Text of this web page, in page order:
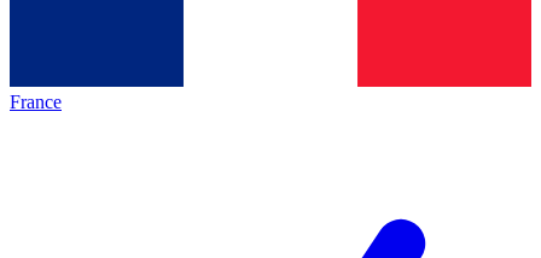
France